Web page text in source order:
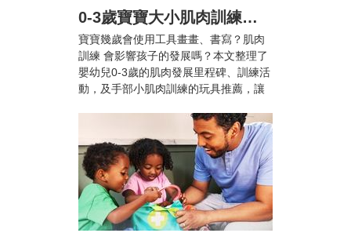
0-3歲寶寶大小肌肉訓練怎麼做？爸媽必知的肌肉發展里程碑與10+款推薦玩具
寶寶幾歲會使用工具畫畫、書寫？肌肉
訓練 會影響孩子的發展嗎？本文整理了
嬰幼兒0-3歲的肌肉發展里程碑、訓練活
動，及手部小肌肉訓練的玩具推薦，讓